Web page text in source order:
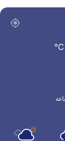
℃